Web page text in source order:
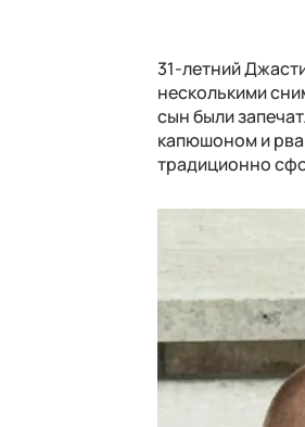
31-летний
несколькими
сын были
капюшоном и
традиционно